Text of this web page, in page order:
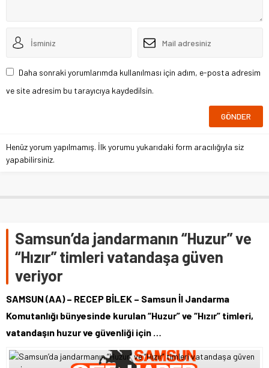
Daha sonraki yorumlarımda kullanılması için adım, e-posta adresim
ve site adresim bu tarayıcıya kaydedilsin.
Henüz yorum yapılmamış. İlk yorumu yukarıdaki form aracılığıyla siz
yapabilirsiniz.
Samsun’da jandarmanın “Huzur” ve
“Hızır” timleri vatandaşa güven
veriyor
SAMSUN (AA) – RECEP BİLEK – Samsun İl Jandarma
Komutanlığı bünyesinde kurulan “Huzur” ve “Hızır” timleri,
vatandaşın huzur ve güvenliği için …